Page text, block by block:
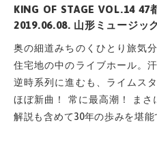
KING OF STAGE VOL.14 47
2019.06.08. 山形ミュージッ
奥の細道みちのくひとり旅気
住宅地の中のライブホール。
逆時系列に進むも、ライムス
ほぼ新曲！ 常に最高潮！ ま
解説も含めて30年の歩みを堪能